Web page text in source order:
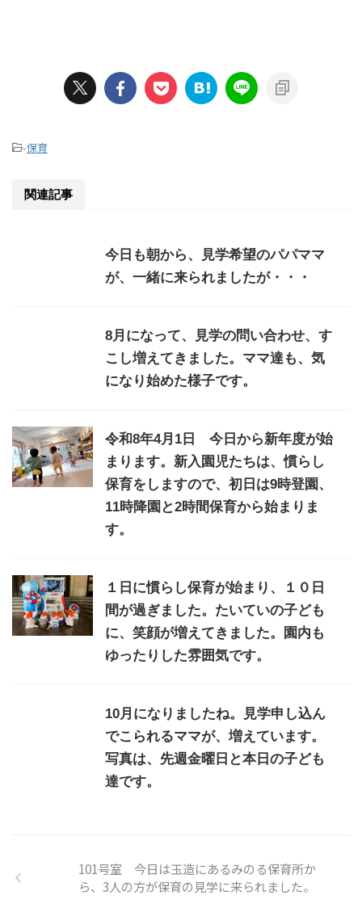
-保育
関連記事
今日も朝から、見学希望のパパママ
が、一緒に来られましたが・・・
8月になって、見学の問い合わせ、す
こし増えてきました。ママ達も、気
になり始めた様子です。
令和8年4月1日 今日から新年度が始
まります。新入園児たちは、慣らし
保育をしますので、初日は9時登園、
11時降園と2時間保育から始まりま
す。
１日に慣らし保育が始まり、１０日
間が過ぎました。たいていの子ども
に、笑顔が増えてきました。園内も
ゆったりした雰囲気です。
10月になりましたね。見学申し込ん
でこられるママが、増えています。
写真は、先週金曜日と本日の子ども
達です。
101号室 今日は玉造にあるみのる保育所か
ら、3人の方が保育の見学に来られました。